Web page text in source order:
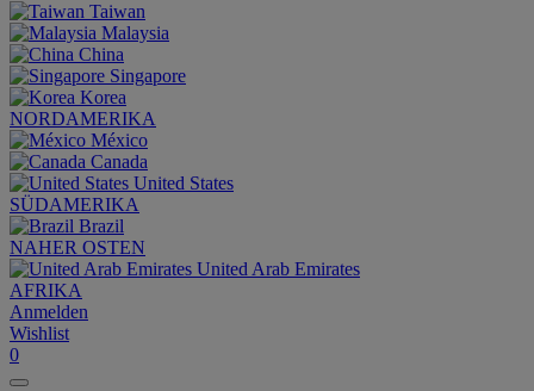
Taiwan
Malaysia
China
Singapore
Korea
NORDAMERIKA
México
Canada
United States
SÜDAMERIKA
Brazil
NAHER OSTEN
United Arab Emirates
AFRIKA
Anmelden
Wishlist
0